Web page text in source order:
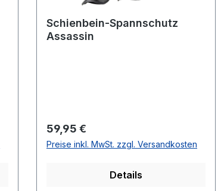
Schienbein-Spannschutz
Assassin
Regulärer Preis:
59,95 €
Preise inkl. MwSt. zzgl. Versandkosten
Details